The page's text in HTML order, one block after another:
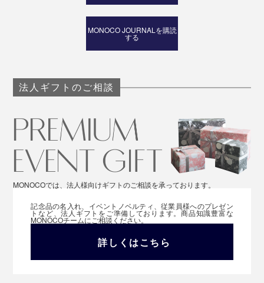
MONOCO JOURNALを購読
する
法人ギフトのご相談
MONOCOでは、法人様向けギフトのご相談を承っております。
記念品の名入れ、イベントノベルティ、従業員様へのプレゼン
トなど、法人ギフトをご準備しております。商品知識豊富な
MONOCOチームにご相談ください。
詳しくはこちら